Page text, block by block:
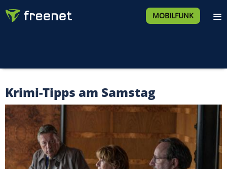
MOBILFUNK
Krimi-Tipps am Samstag